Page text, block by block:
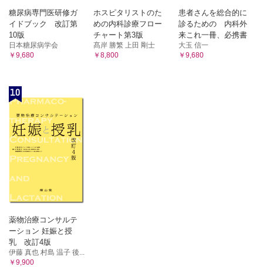
糖尿病専門医研修ガ
イドブック 改訂第
10版
日本糖尿病学会
￥9,680
ホスピタリストのた
めの内科診療フロー
チャート第3版
髙岸 勝繁 上田 剛士
￥8,800
患者さんを総合的に
診るための 内科外
来これ一冊、必携書
大玉 信一
￥9,680
10
薬物治療コンサルテ
ーション 妊娠と授
乳 改訂4版
伊藤 真也 村島 温子 後...
￥9,900